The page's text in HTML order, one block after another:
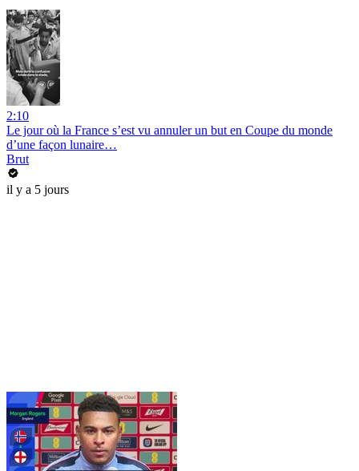
2:10
Le jour où la France s’est vu annuler un but en Coupe du monde
d’une façon lunaire…
Brut
il y a 5 jours